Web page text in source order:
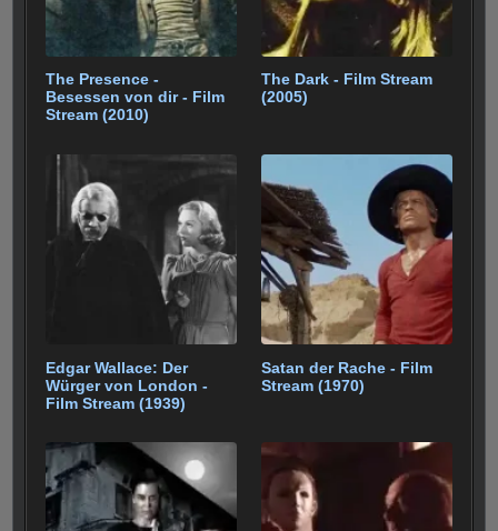
The Presence -
Besessen von dir - Film
Stream (2010)
The Dark - Film Stream
(2005)
Edgar Wallace: Der
Würger von London -
Film Stream (1939)
Satan der Rache - Film
Stream (1970)